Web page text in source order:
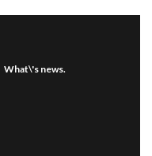
What\'s news.